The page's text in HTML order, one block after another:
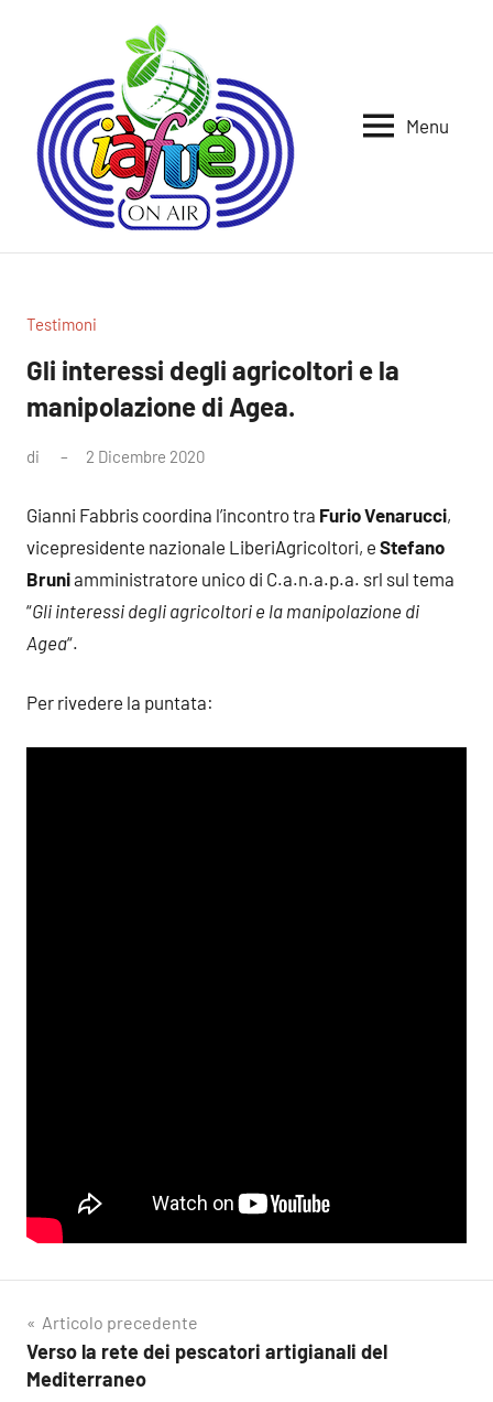
Iafue
Menu
Testimoni
Gli interessi degli agricoltori e la
manipolazione di Agea.
di 2 Dicembre 2020
Gianni Fabbris coordina l’incontro tra Furio Venarucci,
vicepresidente nazionale LiberiAgricoltori, e Stefano
Bruniamministratore unico di C.a.n.a.p.a. srl sul tema
“Gli interessi degli agricoltori e la manipolazione di
Agea“.
Per rivedere la puntata:
Navigazione
articoli
Articolo precedente
Verso la rete dei pescatori artigianali del
Mediterraneo